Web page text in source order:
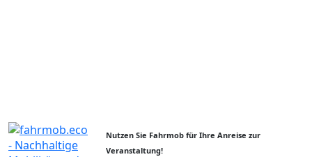
Nutzen Sie Fahrmob für Ihre Anreise zur
Veranstaltung!